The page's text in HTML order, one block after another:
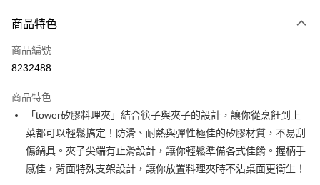
成交易。
3.實際核准額度、可分期數及費用金額請依後續交易確認頁面所載為準。
4.訂單成立30分鐘內，如未前往確認交易或遇審核未通過，訂單將自動取
消。如遇「轉專審核」未通過狀況，表示未達大哥付你分期系統評分，恕無
法說明評估內容。
1.分期款項不併入電信帳單，「大哥付你分期」於每月結算日後寄送繳費提
2.透過簡訊連結打開帳單後，可選擇「超商條碼／台灣大直營門市／銀行轉
帳／街口支付／iPASS MONEY」等通路繳費。
【注意事項】
1.本服務係由「台灣大哥大股份有限公司」（以下簡稱本公司）所提供，讓
每筆NT$100，滿NT$499(含以上)免運費
每筆NT$100，滿NT$499(含以上)免運費
7-11取貨付款
每筆NT$100，滿NT$499(含以上)免運費
付款後7-11取貨
商品特色
商品編號
8232488
商品特色
「tower矽膠料理夾」結合筷子與夾子的設計，讓你從烹飪到上
菜都可以輕鬆搞定！防滑、耐熱與彈性極佳的矽膠材質，不易刮
傷鍋具。夾子尖端有止滑設計，讓你輕鬆準備各式佳餚。握柄手
感佳，背面特殊支架設計，讓你放置料理夾時不沾桌面更衛生！